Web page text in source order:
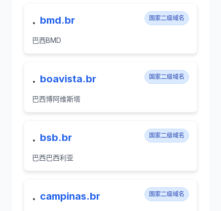
. bmd.br 国家二级域名
巴西BMD
. boavista.br 国家二级域名
巴西博阿维斯塔
. bsb.br 国家二级域名
巴西巴西利亚
. campinas.br 国家二级域名